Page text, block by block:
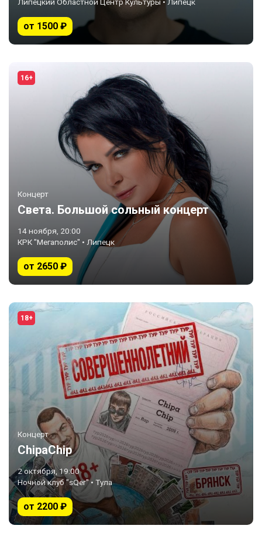
от 1500 ₽
16+
Концерт
Света. Большой сольный концерт
14 ноября, 20:00
КРК "Мегаполис" • Липецк
от 2650 ₽
18+
Концерт
ChipaChip
2 октября, 19:00
Ночной клуб "sQer" • Тула
от 2200 ₽